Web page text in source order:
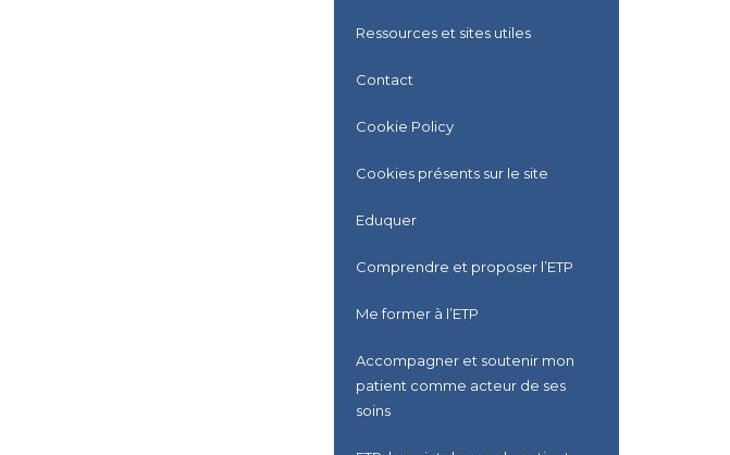
Ressources et sites utiles
Contact
Cookie Policy
Cookies présents sur le site
Eduquer
Comprendre et proposer l’ETP
Me former à l’ETP
Accompagner et soutenir mon
patient comme acteur de ses
soins